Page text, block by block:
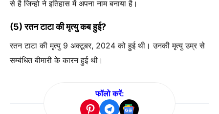
से है जिन्हो ने इतिहास में अपना नाम बनाया है।
(5) रतन टाटा की मृत्यु कब हुई?
रतन टाटा की मृत्यु 9 अक्टूबर, 2024 को हुई थी। उनकी मृत्यु उम्र से
सम्बंधित बीमारी के कारन हुई थी।
फॉलो करें: